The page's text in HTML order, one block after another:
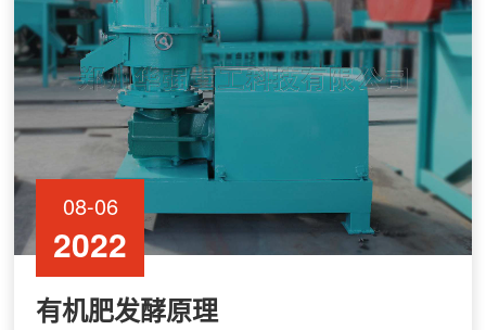
有机肥发酵原理
08-06
2022